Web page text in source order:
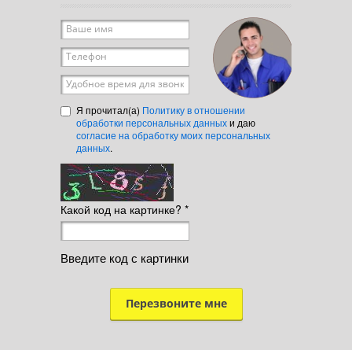
Ваше имя*
Телефон*
Удобное время для звонка
Я прочитал(а) Политику в отношении
обработки персональных данныхи даю
согласие на обработку моих персональных
данных.
Какой код на картинке? *
Введите код с картинки